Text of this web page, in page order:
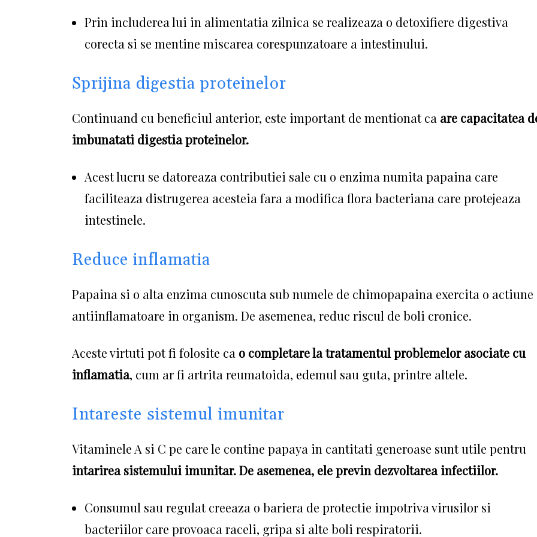
Prin includerea lui in alimentatia zilnica se realizeaza o detoxifiere digestiva
corecta si se mentine miscarea corespunzatoare a intestinului.
Sprijina digestia proteinelor
Continuand cu beneficiul anterior, este important de mentionat ca are capacitatea
imbunatati digestia proteinelor.
Acest lucru se datoreaza contributiei sale cu o enzima numita papaina care
faciliteaza distrugerea acesteia fara a modifica flora bacteriana care protejeaza
intestinele.
Reduce inflamatia
Papaina si o alta enzima cunoscuta sub numele de chimopapaina exercita o actiune
antiinflamatoare in organism. De asemenea, reduc riscul de boli cronice.
Aceste virtuti pot fi folosite ca o completare la tratamentul problemelor asociate cu
inflamatia, cum ar fi artrita reumatoida, edemul sau guta, printre altele.
Intareste sistemul imunitar
Vitaminele A si C pe care le contine papaya in cantitati generoase sunt utile pentru
intarirea sistemului imunitar.De asemenea, ele previn dezvoltarea infectiilor.
Consumul sau regulat creeaza o bariera de protectie impotriva virusilor si
bacteriilor care provoaca raceli, gripa si alte boli respiratorii.